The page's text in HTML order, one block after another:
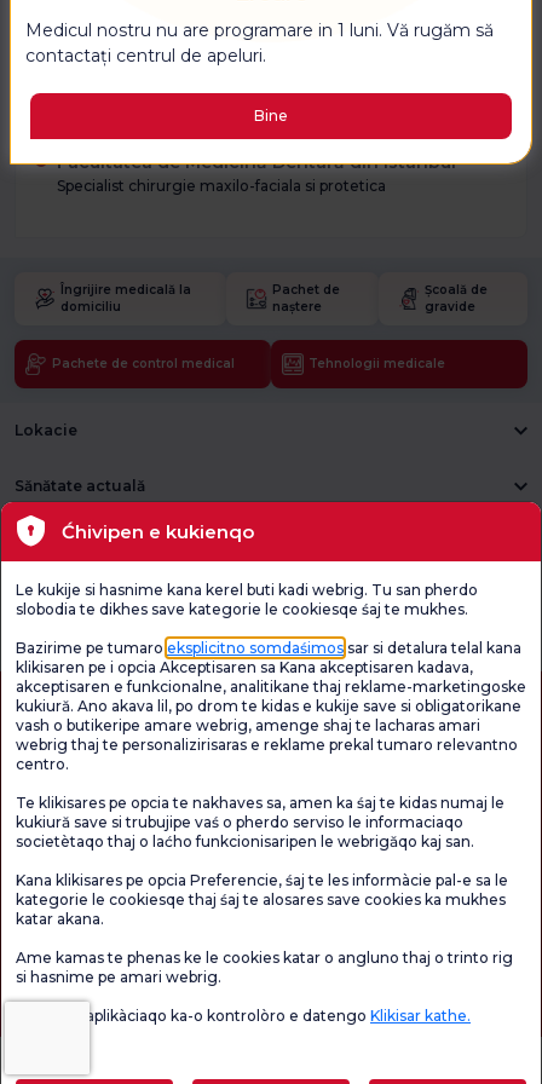
İstanbul Spitalul Florence Nightingale
Facultatea de Medicină Dentară din Istanbul
Specialist chirurgie maxilo-faciala si protetica
Îngrijire medicală la
domiciliu
Pachet de
naștere
Școală de
gravide
Pachete de control medical Tehnologii medicale
Lokacie
Sănătate actuală
Unități medicale
Sondaj general
Verificați
Chestionarul de
Satisfacție.
Sondaj de
Conținutul paginii are doar scop informativ. Asigurați-vă că vă consultați medicul
pentru diagnostic și tratament.
Editor: Uğurcan Durmuş - 0 549 455 55 46. - Data actualizării: 09.08.2026
Ćhivipen e kukienqo
Le kukije si hasnime kana kerel buti kadi webrig. Tu san pherdo
slobodia te dikhes save kategorie le cookiesqe śaj te mukhes.
Bazirime pe tumaro eksplicitno somdaśimos sar si detalura telal kana
klikisaren pe i opcia Akceptisaren sa Kana akceptisaren kadava,
akceptisaren e funkcionalne, analitikane thaj reklame-marketingoske
kukiură. Ano akava lil, po drom te kidas e kukije save si obligatorikane
vash o butikeripe amare webrig, amenge shaj te lacharas amari
webrig thaj te personalizirisaras e reklame prekal tumaro relevantno
centro.
Te klikisares pe opcia te nakhaves sa, amen ka śaj te kidas numaj le
kukiură save si trubujipe vaś o pherdo serviso le informaciaqo
societètaqo thaj o laćho funkcionisaripen le webrigăqo kaj san.
Kana klikisares pe opcia Preferencie, śaj te les informàcie pal-e sa le
kategorie le cookiesqe thaj śaj te alosares save cookies ka mukhes
katar akana.
Ame kamas te phenas ke le cookies katar o angluno thaj o trinto rig
si hasnime pe amari webrig.
Vaś o lil e aplikàciaqo ka-o kontrolòro e datengo Klikisar kathe.
Medicul nostru nu are programare in 1 luni. Vă rugăm să
contactați centrul de apeluri.
Bine